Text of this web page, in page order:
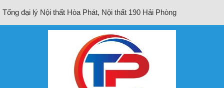
Tổng đại lý Nội thất Hòa Phát, Nội thất 190 Hải Phòng